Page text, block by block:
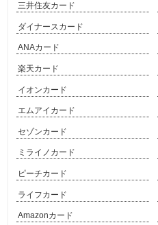
三井住友カード
ダイナースカード
ANAカード
楽天カード
イオンカード
エムアイカード
セゾンカード
ミライノカード
ピーチカード
ライフカード
Amazonカード